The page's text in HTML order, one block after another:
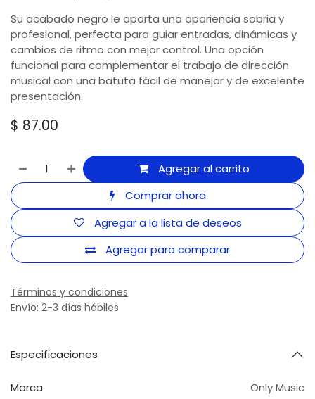
Su acabado negro le aporta una apariencia sobria y
profesional, perfecta para guiar entradas, dinámicas y
cambios de ritmo con mejor control. Una opción
funcional para complementar el trabajo de dirección
musical con una batuta fácil de manejar y de excelente
presentación.
$ 87.00
Agregar al carrito
Comprar ahora
Agregar para comparar
Agregar a la lista de deseos
Términos y condiciones
Envío: 2-3 días hábiles
Especificaciones
Marca Only Music